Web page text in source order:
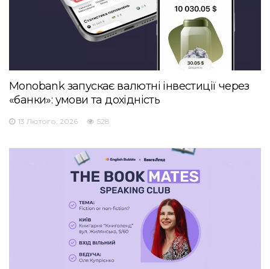
Monobank запускає валютні інвестиції через
«банки»: умови та дохідність
13 Лютого, 2026 528